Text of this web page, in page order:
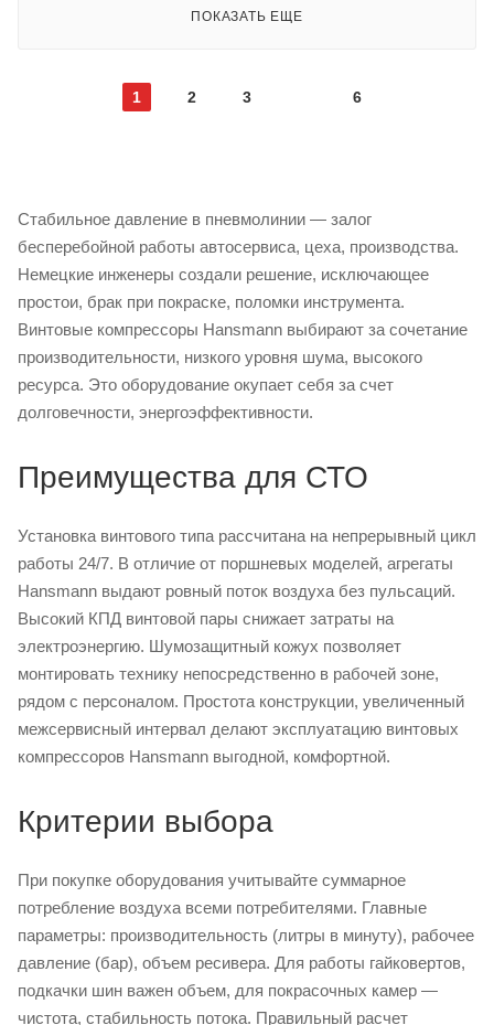
ПОКАЗАТЬ ЕЩЕ
1 2 3 6
Стабильное давление в пневмолинии — залог
бесперебойной работы автосервиса, цеха, производства.
Немецкие инженеры создали решение, исключающее
простои, брак при покраске, поломки инструмента.
Винтовые компрессоры Hansmann выбирают за сочетание
производительности, низкого уровня шума, высокого
ресурса. Это оборудование окупает себя за счет
долговечности, энергоэффективности.
Преимущества для СТО
Установка винтового типа рассчитана на непрерывный цикл
работы 24/7. В отличие от поршневых моделей, агрегаты
Hansmann выдают ровный поток воздуха без пульсаций.
Высокий КПД винтовой пары снижает затраты на
электроэнергию. Шумозащитный кожух позволяет
монтировать технику непосредственно в рабочей зоне,
рядом с персоналом. Простота конструкции, увеличенный
межсервисный интервал делают эксплуатацию винтовых
компрессоров Hansmann выгодной, комфортной.
Критерии выбора
При покупке оборудования учитывайте суммарное
потребление воздуха всеми потребителями. Главные
параметры: производительность (литры в минуту), рабочее
давление (бар), объем ресивера. Для работы гайковертов,
подкачки шин важен объем, для покрасочных камер —
чистота, стабильность потока. Правильный расчет